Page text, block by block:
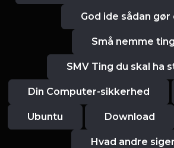
God ide sådan gør
Små nemme ting
SMV Ting du skal ha
Din Computer-sikkerhed
Ubuntu Download
Hvad andre siger